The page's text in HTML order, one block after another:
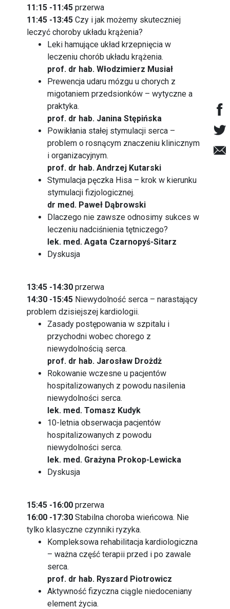
11:15 -11:45 przerwa
11:45 -13:45 Czy i jak możemy skuteczniej
leczyć choroby układu krążenia?
Leki hamujące układ krzepnięcia w
leczeniu chorób układu krążenia.
prof. dr hab. Włodzimierz Musiał
Prewencja udaru mózgu u chorych z
migotaniem przedsionków – wytyczne a
praktyka.
prof. dr hab. Janina Stępińska
Powikłania stałej stymulacji serca –
problem o rosnącym znaczeniu klinicznym
i organizacyjnym.
prof. dr hab. Andrzej Kutarski
Stymulacja pęczka Hisa – krok w kierunku
stymulacji fizjologicznej.
dr med. Paweł Dąbrowski
Dlaczego nie zawsze odnosimy sukces w
leczeniu nadciśnienia tętniczego?
lek. med. Agata Czarnopyś-Sitarz
Dyskusja
13:45 -14:30 przerwa
14:30 -15:45 Niewydolność serca – narastający
problem dzisiejszej kardiologii.
Zasady postępowania w szpitalu i
przychodni wobec chorego z
niewydolnością serca.
prof. dr hab. Jarosław Drożdż
Rokowanie wczesne u pacjentów
hospitalizowanych z powodu nasilenia
niewydolności serca.
lek. med. Tomasz Kudyk
10-letnia obserwacja pacjentów
hospitalizowanych z powodu
niewydolności serca.
lek. med. Grażyna Prokop-Lewicka
Dyskusja
15:45 -16:00 przerwa
16:00 -17:30 Stabilna choroba wieńcowa. Nie
tylko klasyczne czynniki ryzyka.
Kompleksowa rehabilitacja kardiologiczna
– ważna część terapii przed i po zawale
serca.
prof. dr hab. Ryszard Piotrowicz
Aktywność fizyczna ciągle niedoceniany
element życia.